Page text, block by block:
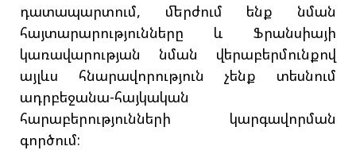
դատապարտում, մերժում ենք նման
հայտարարությունները և Ֆրանսիայի
կառավարության նման վերաբերմունքով
այլևս հնարավորություն չենք տեսնում
ադրբեջանա-հայկական
հարաբերությունների կարգավորման
գործում: